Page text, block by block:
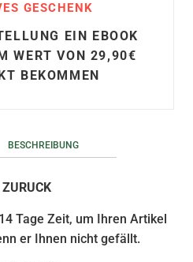
GESCHENK
EIN EBOOK
WERT VON 29,90€
BEKOMMEN
BESCHREIBUNG
ZURUCK
Tage Zeit, um Ihren Artikel
er Ihnen nicht gefällt.